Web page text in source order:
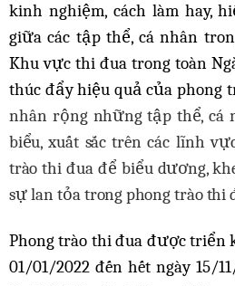
kinh nghiệm, cách làm hay,
giữa các tập thể, cá nhân
Khu vực thi đua trong toàn
thúc đẩy hiệu quả của phong
nhân rộng nhữngtậpthể, cá
biểu,xuất sắctrên các lĩnh
trào thi đua để biểu dương,
sự lan tỏatrong phongtràothi
Phong trào thi đua được triển
01/01/2022 đến hết ngày 15/